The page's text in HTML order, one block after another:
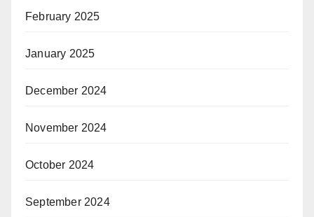
February 2025
January 2025
December 2024
November 2024
October 2024
September 2024